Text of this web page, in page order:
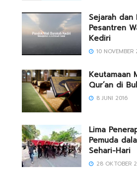
Sejarah dan
Pesantren
Kediri
10 NOVEMBER
Keutamaan
Qur’an di
8 JUNI 2016
Lima
Pemuda
Sehari-Hari
28 OKTOBER